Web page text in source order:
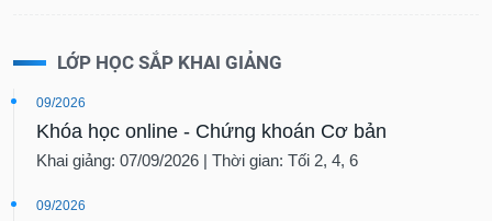
LỚP HỌC SẮP KHAI GIẢNG
09/2026
Khóa học online - Chứng khoán Cơ bản
Khai giảng: 07/09/2026 | Thời gian: Tối 2, 4, 6
09/2026